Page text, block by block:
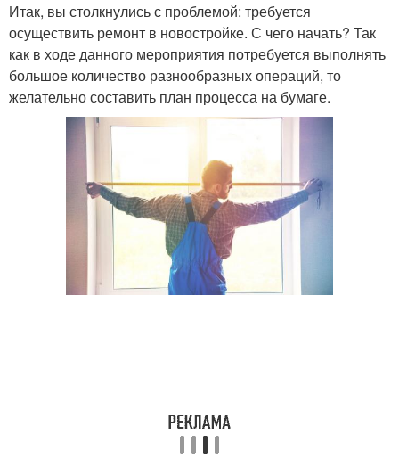
Итак, вы столкнулись с проблемой: требуется
осуществить ремонт в новостройке. С чего начать? Так
как в ходе данного мероприятия потребуется выполнять
большое количество разнообразных операций, то
желательно составить план процесса на бумаге.